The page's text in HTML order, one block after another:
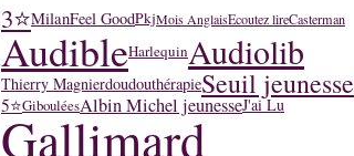
3⭐MilanFeel GoodPkjMois AnglaisEcoutez lireCasterman
AudibleHarlequinAudiolib
Thierry MagnierdoudouthérapieSeuil jeunesse
5⭐GibouléesAlbin Michel jeunesseJ'ai Lu
Gallimard